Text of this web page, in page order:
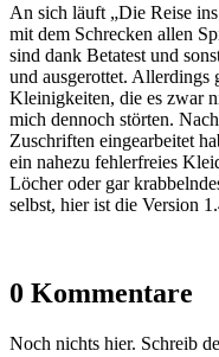
An sich läuft „Die Reise
mit dem Schrecken allen
sind dank Betatest und
und ausgerottet. Allerdings
Kleinigkeiten, die es zwar
mich dennoch störten.
Zuschriften eingearbeitet
ein nahezu fehlerfreies
Löcher oder gar
selbst, hier ist die Version
0 Kommentare
Noch nichts hier. Schreib